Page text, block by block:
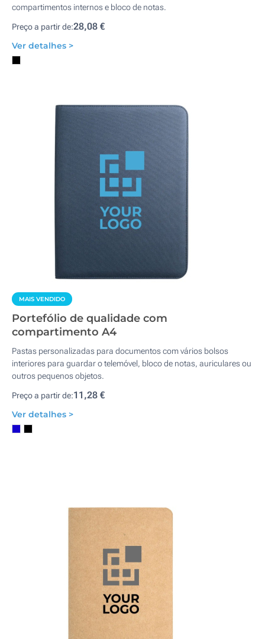
compartimentos internos e bloco de notas.
Preço a partir de:28,08 €
Ver detalhes >
MAIS VENDIDO
Portefólio de qualidade com
compartimento A4
Pastas personalizadas para documentos com vários bolsos
interiores para guardar o telemóvel, bloco de notas, auriculares ou
outros pequenos objetos.
Preço a partir de:11,28 €
Ver detalhes >